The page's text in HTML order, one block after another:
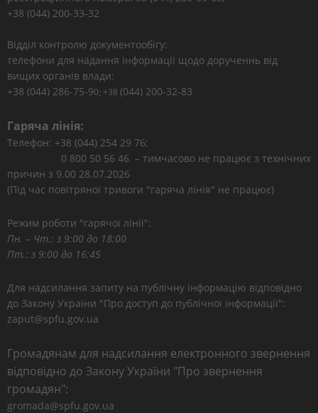
+38 (044) 200-33-32
Відділ контролю документообігу:
телефони для надання інформації щодо дорученнь від
вищих органів влади:
+38 (044) 286-75-90; +38 (044) 200-32-83
Гаряча лінія:
Телефон: +38 (044) 254 29 76;
0 800 50 56 46 – тимчасово не працює з технічних
причин з 9.00 28.07.2026
(Під час повітряної тривоги "гаряча лінія" не працює)
Режим роботи "гарячої лінії":
Пн. – Чт.: з 9:00 до 18:00
Пт.: з 9:00 до 16:45
Для надсилання запиту на публічну інформацію відповідно
до Закону України "Про доступ до публічної інформації":
zaput@spfu.gov.ua
Громадянам для надсилання електронного звернення
відповідно до Закону України "Про звернення
громадян":
gromada@spfu.gov.ua